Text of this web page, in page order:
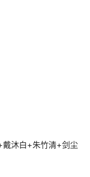
沐白+朱竹清+剑尘